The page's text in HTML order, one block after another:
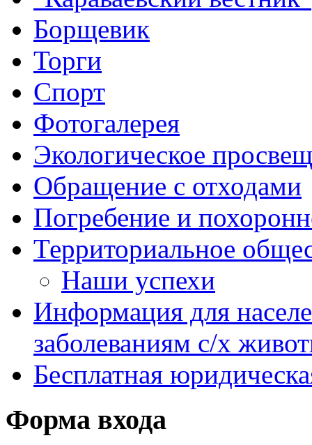
Борщевик
Торги
Спорт
Фотогалерея
Экологическое
Обращение с отходами
Погребение и
Территориальное
Наши успехи
Информация для
заболеваниям с/х
Бесплатная
Форма входа